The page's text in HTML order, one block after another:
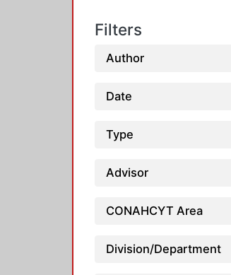
Filters
Author
Date
Type
Advisor
CONAHCYT Area
Division/Department